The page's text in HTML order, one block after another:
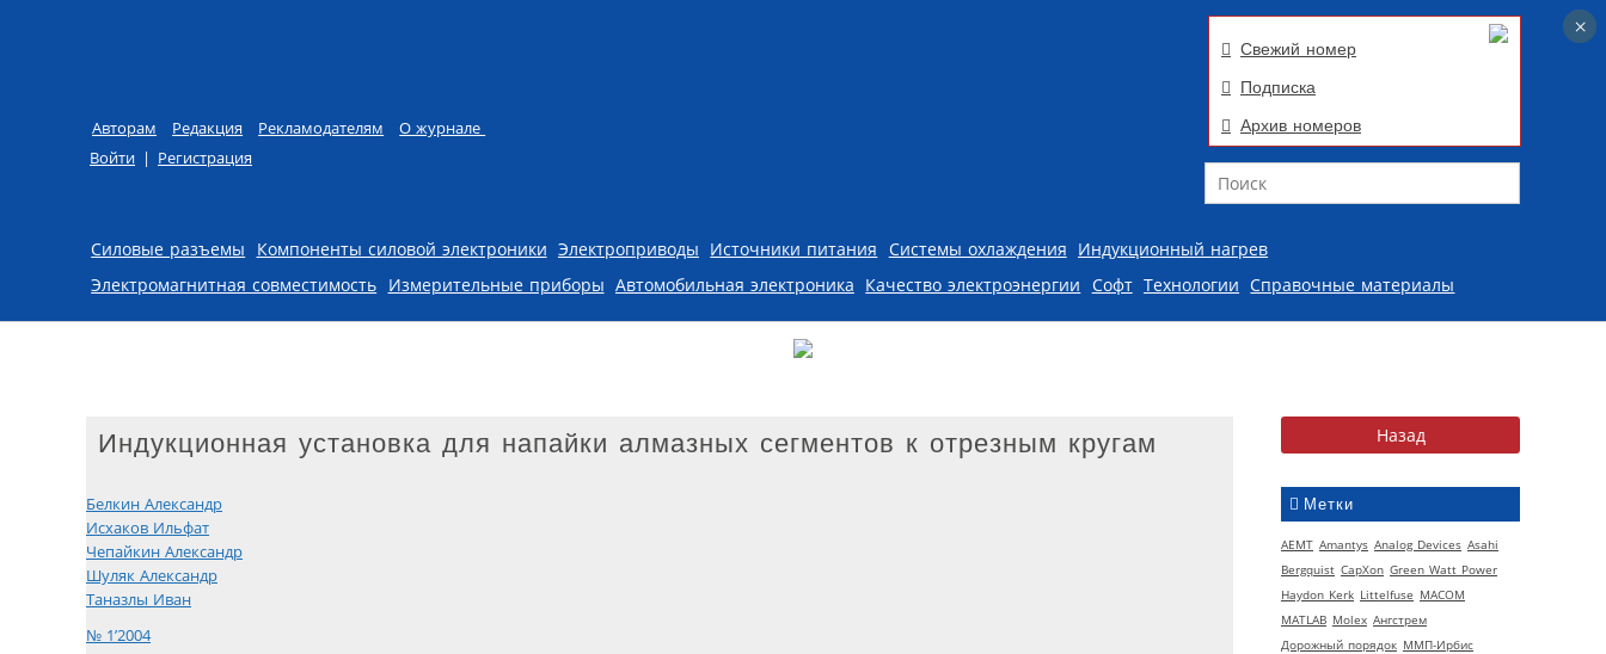
Авторам Редакция Рекламодателям
О журнале
Войти | Регистрация
Свежий номер
Подписка
Архив номеров
Поиск
Skip to content
Силовые разъемы Компоненты силовой электроники Электроприводы Источники питания Системы охлаждения Индукционный нагрев
Электромагнитная совместимость Измерительные приборы Автомобильная электроника Качество электроэнергии Софт Технологии Справочные материалы
Метки
AEMT Amantys Analog Devices Asahi
Bergquist CapXon Green Watt Power
Haydon Kerk Littelfuse MACOM
MATLAB Molex Ангстрем
Дорожный порядок ММП-Ирбис
Индукционная установка для напайки алмазных сегментов к отрезным кругам
Белкин Александр
Исхаков Ильфат
Чепайкин Александр
Шуляк Александр
Таназлы Иван
№ 1’2004
×
×